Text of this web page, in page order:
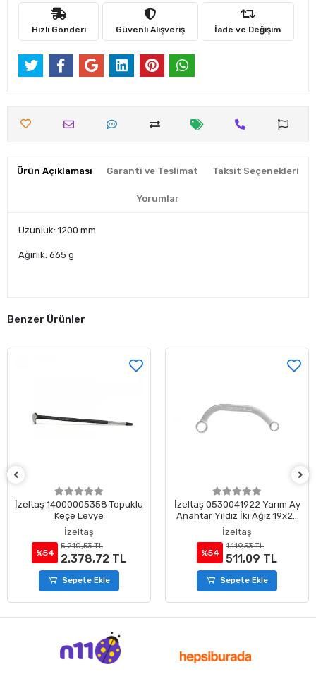
Hızlı Gönderi Güvenli Alışveriş İade ve Değişim
Ürün Açıklaması Garanti ve Teslimat Taksit Seçenekleri
Yorumlar
Uzunluk: 1200 mm
Ağırlık: 665 g
Benzer Ürünler
İzeltaş 14000005358 Topuklu
Keçe Levye
İzeltaş
%54
5.210,53 TL
2.378,72 TL
Sepete Ekle
İzeltaş 0530041922 Yarım Ay
Anahtar Yıldız İki Ağız 19x22
mm
İzeltaş
%54
1.119,53 TL
511,09 TL
Sepete Ekle